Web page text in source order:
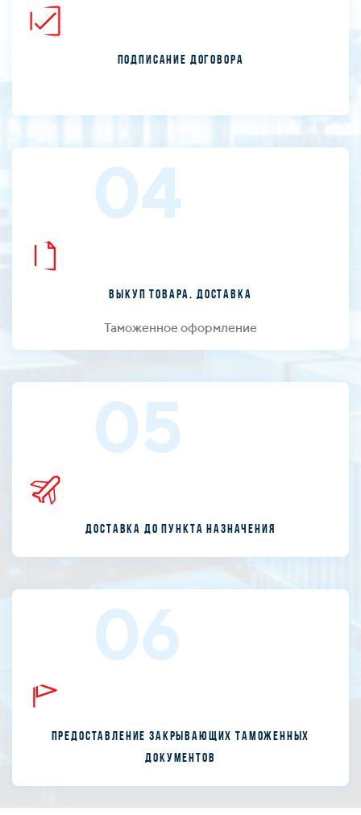
Подписание договора
04
Выкуп товара. Доставка
Таможенное оформление
05
Доставка до пункта назначения
06
Предоставление закрывающих таможенных
документов